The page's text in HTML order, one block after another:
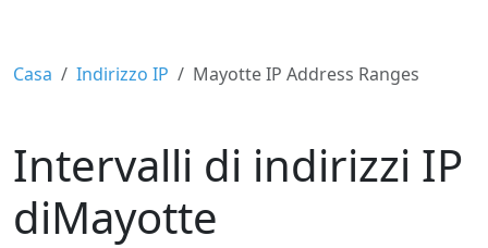
Casa Indirizzo IP Mayotte IP Address Ranges
Intervalli di indirizzi IP
diMayotte